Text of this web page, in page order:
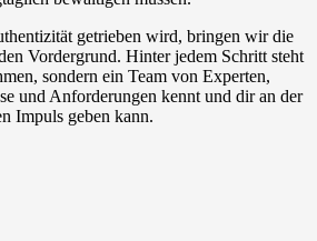
getrieben wird, bringen wir die
Vordergrund. Hinter jedem Schritt steht
sondern ein Team von Experten,
und Anforderungen kennt und dir an der
Impuls geben kann.